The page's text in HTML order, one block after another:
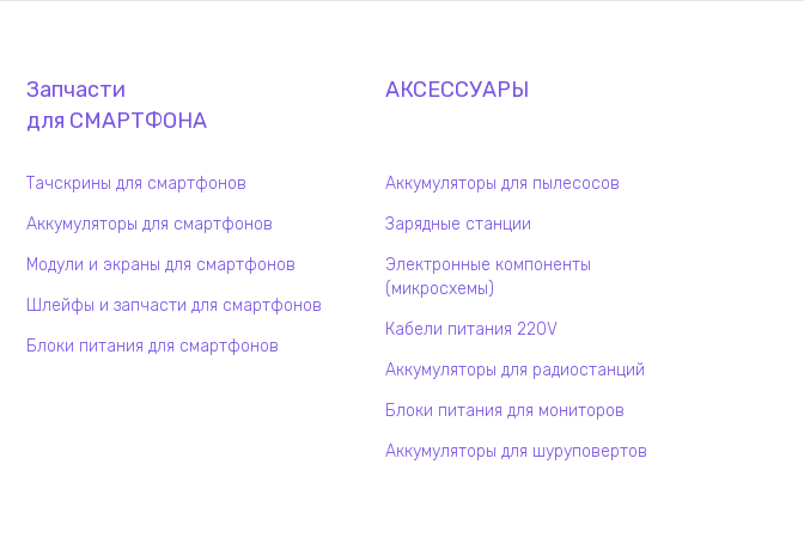
Запчасти
для СМАРТФОНА
Тачскрины для смартфонов
Аккумуляторы для смартфонов
Модули и экраны для смартфонов
Шлейфы и запчасти для смартфонов
Блоки питания для смартфонов
АКСЕССУАРЫ
Аккумуляторы для пылесосов
Зарядные станции
Электронные компоненты
(микросхемы)
Кабели питания 220V
Аккумуляторы для радиостанций
Блоки питания для мониторов
Аккумуляторы для шуруповертов